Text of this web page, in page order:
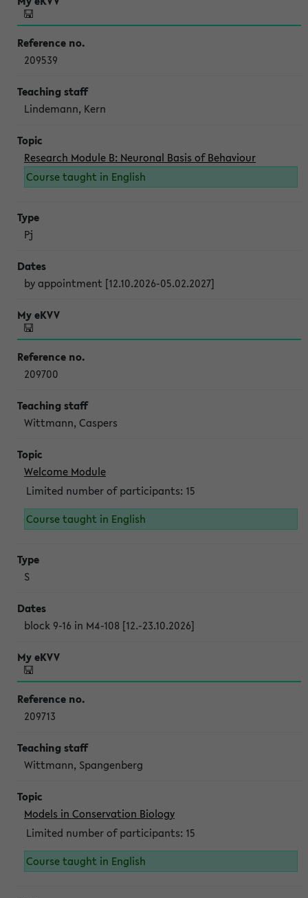
209539
Lindemann, Kern
Research Module B: Neuronal Basis of Behaviour
Course taught in English
Pj
by appointment [12.10.2026-05.02.2027]
209700
Wittmann, Caspers
Welcome Module
Limited number of participants: 15
Course taught in English
S
block 9-16 in M4-108 [12.-23.10.2026]
209713
Wittmann, Spangenberg
Models in Conservation Biology
Limited number of participants: 15
Course taught in English